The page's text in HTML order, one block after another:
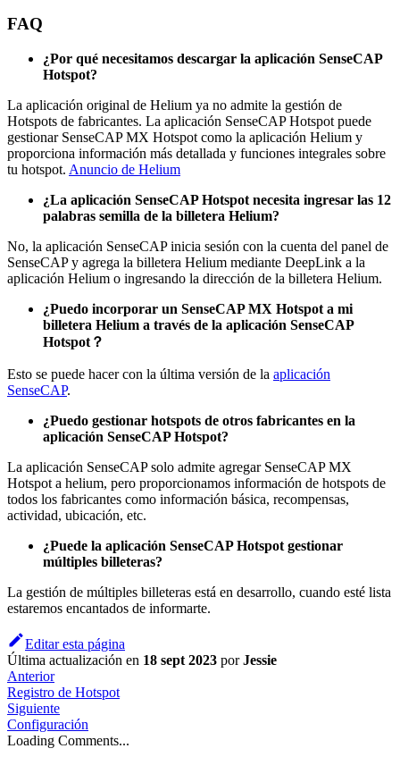
FAQ
¿Por qué necesitamos descargar la aplicación SenseCAP
Hotspot?
La aplicación original de Helium ya no admite la gestión de
Hotspots de fabricantes. La aplicación SenseCAP Hotspot puede
gestionar SenseCAP MX Hotspot como la aplicación Helium y
proporciona información más detallada y funciones integrales sobre
tu hotspot. Anuncio de Helium
¿La aplicación SenseCAP Hotspot necesita ingresar las 12
palabras semilla de la billetera Helium?
No, la aplicación SenseCAP inicia sesión con la cuenta del panel de
SenseCAP y agrega la billetera Helium mediante DeepLink a la
aplicación Helium o ingresando la dirección de la billetera Helium.
¿Puedo incorporar un SenseCAP MX Hotspot a mi
billetera Helium a través de la aplicación SenseCAP
Hotspot？
Esto se puede hacer con la última versión de la aplicación
SenseCAP.
¿Puedo gestionar hotspots de otros fabricantes en la
aplicación SenseCAP Hotspot?
La aplicación SenseCAP solo admite agregar SenseCAP MX
Hotspot a helium, pero proporcionamos información de hotspots de
todos los fabricantes como información básica, recompensas,
actividad, ubicación, etc.
¿Puede la aplicación SenseCAP Hotspot gestionar
múltiples billeteras?
La gestión de múltiples billeteras está en desarrollo, cuando esté lista
estaremos encantados de informarte.
Editar esta página
Última actualización en 18 sept 2023 porJessie
Anterior
Registro de Hotspot
Siguiente
Configuración
Loading Comments...